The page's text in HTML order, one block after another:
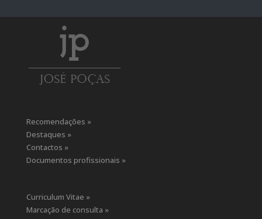
Recomendações »
Destaques »
Contactos »
Documentos profissionais »
Curriculum Vitae »
Marcação de consulta »